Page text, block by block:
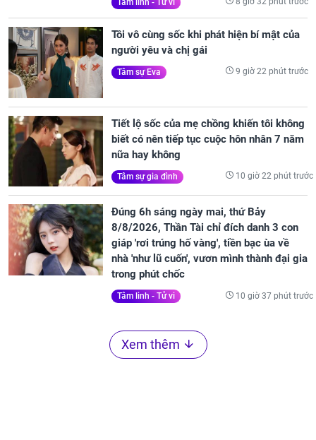
Tâm linh - Tử vi
Tôi vô cùng sốc khi phát hiện bí mật của
người yêu và chị gái
Tâm sự Eva 9 giờ 22 phút trước
Tiết lộ sốc của mẹ chồng khiến tôi không
biết có nên tiếp tục cuộc hôn nhân 7 năm
nữa hay không
Tâm sự gia đình 10 giờ 22 phút trước
Đúng 6h sáng ngày mai, thứ Bảy
8/8/2026, Thần Tài chỉ đích danh 3 con
giáp 'rơi trúng hố vàng', tiền bạc ùa về
nhà 'như lũ cuốn', vươn mình thành đại gia
trong phút chốc
Tâm linh - Tử vi 10 giờ 37 phút trước
Xem thêm